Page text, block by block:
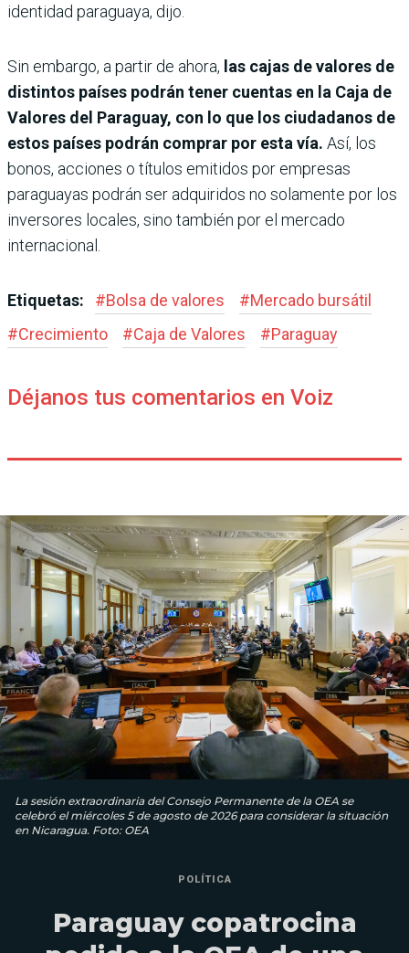
identidad paraguaya, dijo.
Sin embargo, a partir de ahora, las cajas de valores de
distintos países podrán tener cuentas en la Caja de
Valores del Paraguay, con lo que los ciudadanos de
estos países podrán comprar por esta vía. Así, los
bonos, acciones o títulos emitidos por empresas
paraguayas podrán ser adquiridos no solamente por los
inversores locales, sino también por el mercado
internacional.
Etiquetas: #Bolsa de valores #Mercado bursátil
#Crecimiento #Caja de Valores #Paraguay
Déjanos tus comentarios en Voiz
La sesión extraordinaria del Consejo Permanente de la OEA se
celebró el miércoles 5 de agosto de 2026 para considerar la situación
en Nicaragua. Foto: OEA
POLÍTICA
Paraguay copatrocina